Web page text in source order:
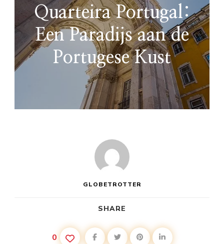
Quarteira Portugal:
Een Paradijs aan de
Portugese Kust
GLOBETROTTER
SHARE
0